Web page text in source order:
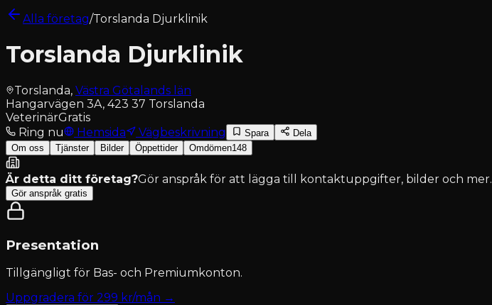
Alla företag/Torslanda Djurklinik
Torslanda Djurklinik
Torslanda, Västra Götalands län
Hangarvägen 3A, 423 37 Torslanda
VeterinärGratis
Ring nu
Hemsida Vägbeskrivning Spara
Dela
Om oss
Tjänster Bilder Öppettider Omdömen148
Är detta ditt företag?Gör anspråk för att lägga till kontaktuppgifter, bilder och mer.
Gör anspråk gratis
Presentation
Tillgängligt för Bas- och Premiumkonton.
Uppgradera för 299 kr/mån →